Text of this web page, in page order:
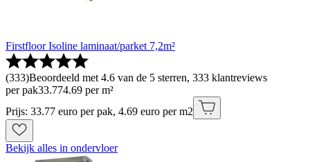
Firstfloor Isoline laminaat/parket 7,2m²
(333)Beoordeeld met 4.6 van de 5 sterren, 333 klantreviews
per pak33.774.69 per m²
Prijs: 33.77 euro per pak, 4.69 euro per m2
Bekijk alles in ondervloer